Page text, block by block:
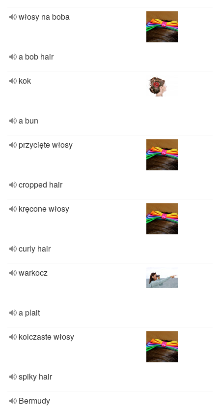
włosy na boba
a bob hair
kok
a bun
przycięte włosy
cropped hair
kręcone włosy
curly hair
warkocz
a plait
kolczaste włosy
spiky hair
Bermudy